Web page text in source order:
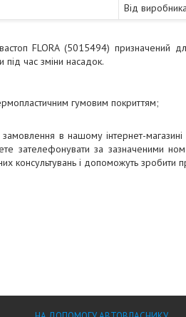
Від
FLORA (5015494)
під час зміни насадок.
гумовим покриттям;
в нашому інтернет-
зателефонувати за зазначеними
консультувань і допоможуть зробити